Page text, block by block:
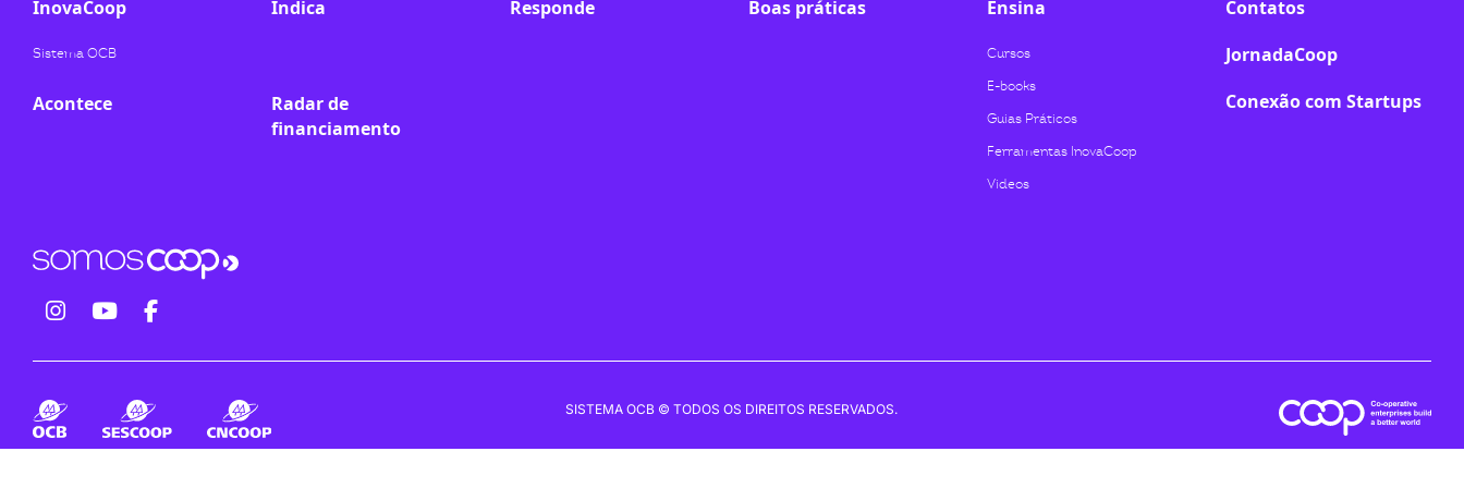
instagram
youtube
twitterfacebook-
flickr
InovaCoop
Sistema OCB
Acontece
Indica
Radar de
financiamento
Responde Boas práticas Ensina
Cursos
E-books
Guias Práticos
Ferramentas InovaCoop
Videos
Contatos
JornadaCoop
Conexão com Startups
fab fabfab
SISTEMA OCB © TODOS OS DIREITOS RESERVADOS.